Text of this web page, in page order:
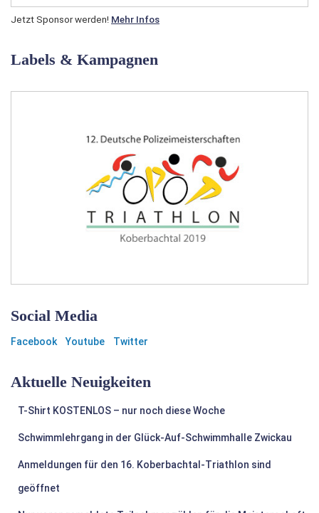
Jetzt Sponsor werden! Mehr Infos
Labels & Kampagnen
Social Media
Facebook Youtube Twitter
Aktuelle Neuigkeiten
T-Shirt KOSTENLOS – nur noch diese Woche
Schwimmlehrgang in der Glück-Auf-Schwimmhalle Zwickau
Anmeldungen für den 16. Koberbachtal-Triathlon sind
geöffnet